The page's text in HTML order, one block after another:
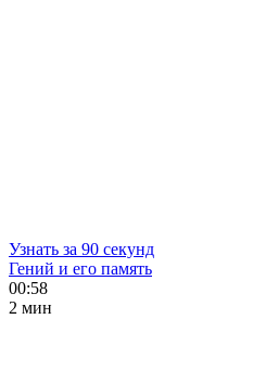
Узнать за 90 секунд
Гений и его память
00:58
2 мин